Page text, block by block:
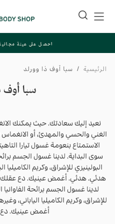
إلى
المحتوى
احصل على عينة
الرئيسية / سبا أوف ذا وورلد
سبا أوف
نعيد إليك سعادتك. حيث يمكنك
الغني والحسي والمهدئ، أو الانغماس
الاستمتاع بنعومة غسول تيارا
سوى البداية. لدينا غسول الجسم
البولينيزي للإشراق، وكريم الكاميليا
هدئي. هدئي. أغمض عينيك. دع عقلك
لدينا غسول الجسم برائحة الفاوانيا
للإشراق، وكريم الكاميليا الياباني،
أغمض عينيك.